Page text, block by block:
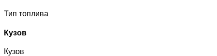
Тип топлива
Кузов
Кузов